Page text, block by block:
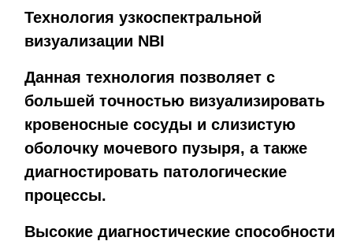
Технология узкоспектральной
визуализации NBI
Данная технология позволяет с
большей точностью визуализировать
кровеносные сосуды и слизистую
оболочку мочевого пузыря, а также
диагностировать патологические
процессы.
Высокие диагностические способности